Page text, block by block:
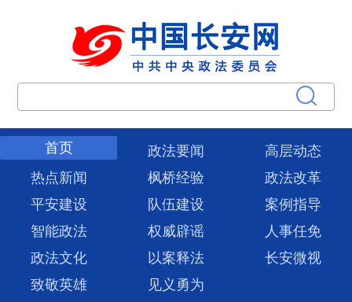
首页 政法要闻
高层动态
热点新闻
枫桥经验
政法改革
平安建设
队伍建设
案例指导
智能政法
权威辟谣
人事任免
政法文化
以案释法
长安微视
致敬英雄
见义勇为